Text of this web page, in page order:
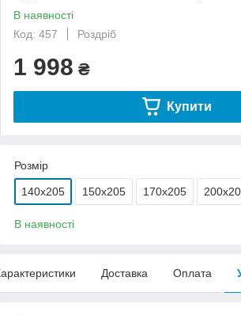
В наявності
Код: 457
Роздріб
1 998 ₴
Купити
Розмір
140x205 150х205 170х205
В наявності
Доставка Оплата